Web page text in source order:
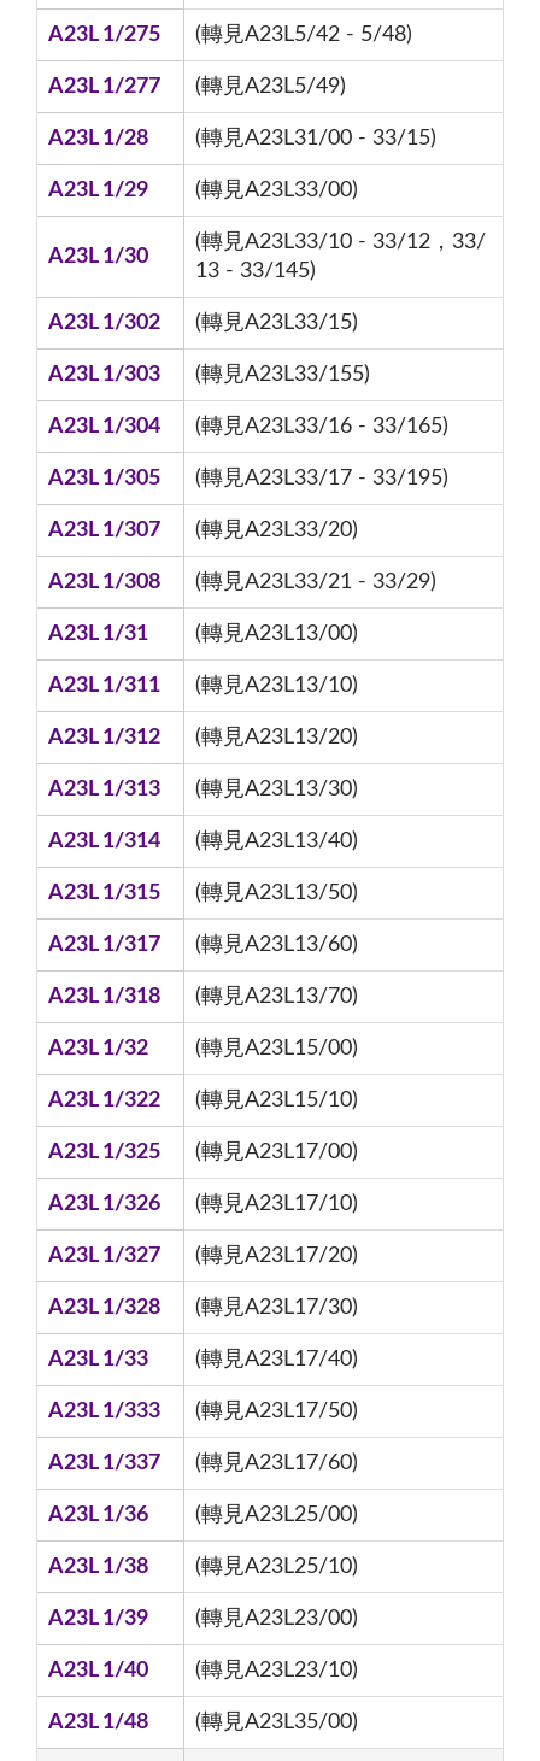
A23L 1/275 (轉見A23L5/42 - 5/48)
A23L 1/277 (轉見A23L5/49)
A23L 1/28 (轉見A23L31/00 - 33/15)
A23L 1/29 (轉見A23L33/00)
A23L 1/30
(轉見A23L33/10 - 33/12，33/
13 - 33/145)
A23L 1/302 (轉見A23L33/15)
A23L 1/303 (轉見A23L33/155)
A23L 1/304 (轉見A23L33/16 - 33/165)
A23L 1/305 (轉見A23L33/17 - 33/195)
A23L 1/307 (轉見A23L33/20)
A23L 1/308 (轉見A23L33/21 - 33/29)
A23L 1/31 (轉見A23L13/00)
A23L 1/311 (轉見A23L13/10)
A23L 1/312 (轉見A23L13/20)
A23L 1/313 (轉見A23L13/30)
A23L 1/314 (轉見A23L13/40)
A23L 1/315 (轉見A23L13/50)
A23L 1/317 (轉見A23L13/60)
A23L 1/318 (轉見A23L13/70)
A23L 1/32 (轉見A23L15/00)
A23L 1/322 (轉見A23L15/10)
A23L 1/325 (轉見A23L17/00)
A23L 1/326 (轉見A23L17/10)
A23L 1/327 (轉見A23L17/20)
A23L 1/328 (轉見A23L17/30)
A23L 1/33 (轉見A23L17/40)
A23L 1/333 (轉見A23L17/50)
A23L 1/337 (轉見A23L17/60)
A23L 1/36 (轉見A23L25/00)
A23L 1/38 (轉見A23L25/10)
A23L 1/39 (轉見A23L23/00)
A23L 1/40 (轉見A23L23/10)
A23L 1/48 (轉見A23L35/00)